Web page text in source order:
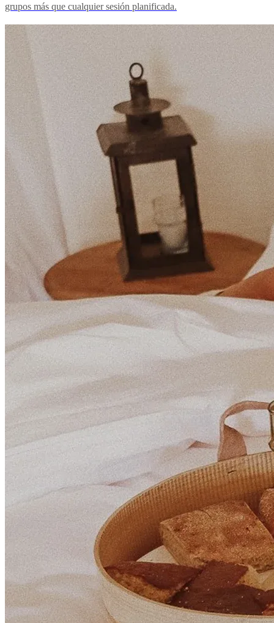
grupos más que cualquier sesión planificada.